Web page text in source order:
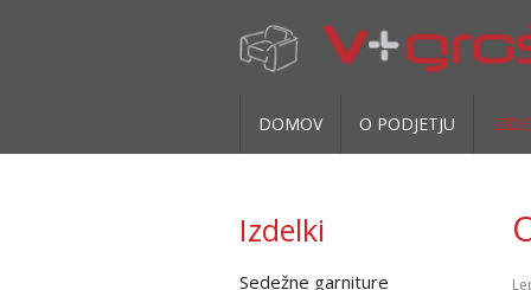
DOMOV O PODJETJU
Izdelki
Sedežne garniture